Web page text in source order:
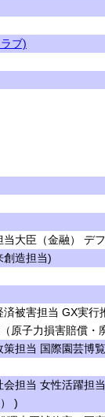
ブ)
大臣（金融） デ
造担当)
被害担当 GX実行
原子力損害賠償・
担当 国際園芸博
担当 女性活躍担
)